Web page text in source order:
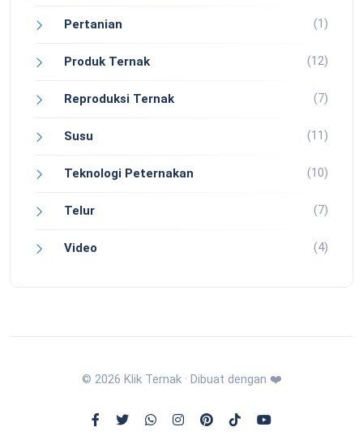
Pertanian (1)
Produk Ternak (12)
Reproduksi Ternak (7)
Susu (11)
Teknologi Peternakan (10)
Telur (7)
Video (4)
© 2026 Klik Ternak · Dibuat dengan ❤️